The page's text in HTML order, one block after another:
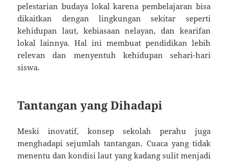
pelestarian budaya lokal karena pembelajaran bisa
dikaitkan dengan lingkungan sekitar seperti
kehidupan laut, kebiasaan nelayan, dan kearifan
lokal lainnya. Hal ini membuat pendidikan lebih
relevan dan menyentuh kehidupan sehari-hari
siswa.
Tantangan yang Dihadapi
Meski inovatif, konsep sekolah perahu juga
menghadapi sejumlah tantangan. Cuaca yang tidak
menentu dan kondisi laut yang kadang sulit menjadi